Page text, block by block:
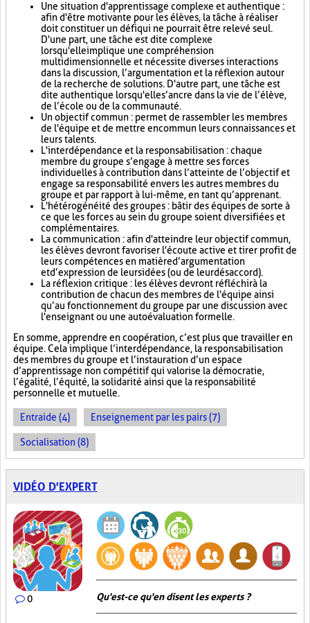
Une situation d'apprentissage complexe et authentique :
afin d'être motivante pour les élèves, la tâche à réaliser
doit constituer un défi qui ne pourrait être relevé seul.
D'une part, une tâche est dite complexe
lorsqu'elle implique une compréhension
multidimensionnelle et nécessite diverses interactions
dans la discussion, l’argumentation et la réflexion autour
de la recherche de solutions. D'autre part, une tâche est
dite authentique lorsqu'elle s’ancre dans la vie de l’élève,
de l’école ou de la communauté.
Un objectif commun : permet de rassembler les membres
de l'équipe et de mettre en commun leurs connaissances et
leurs talents.
L'interdépendance et la responsabilisation : chaque
membre du groupe s’engage à mettre ses forces
individuelles à contribution dans l’atteinte de l’objectif et
engage sa responsabilité envers les autres membres du
groupe et par rapport à lui-même, en tant qu’apprenant.
L'hétérogénéité des groupes : bâtir des équipes de sorte à
ce que les forces au sein du groupe soient diversifiées et
complémentaires.
La communication : afin d'atteindre leur objectif commun,
les élèves devront favoriser l'écoute active et tirer profit de
leurs compétences en matière d’argumentation
et d’expression de leurs idées (ou de leur désaccord).
La réflexion critique : les élèves devront réfléchir à la
contribution de chacun des membres de l'équipe ainsi
qu’au fonctionnement du groupe par une discussion avec
l'enseignant ou une autoévaluation formelle.
En somme, apprendre en coopération, c’est plus que travailler en
équipe. Cela implique l’interdépendance, la responsabilisation
des membres du groupe et l’instauration d’un espace
d’apprentissage non compétitif qui valorise la démocratie,
l’égalité, l’équité, la solidarité ainsi que la responsabilité
personnelle et mutuelle.
Entraide (4) Enseignement par les pairs (7)
Socialisation (8)
VIDÉO D'EXPERT
0 Qu'est-ce qu'en disent les experts ?